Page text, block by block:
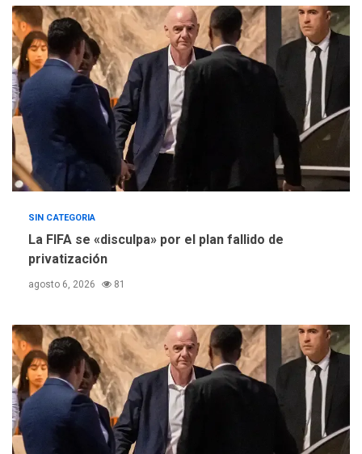
5
Concejo Municipal de
Mariño respalda a Cámara
de Comercio para reforma
de Ley de Puerto Libre
SIN CATEGORIA
La FIFA se «disculpa» por el plan fallido de
privatización
agosto 6, 2026 81